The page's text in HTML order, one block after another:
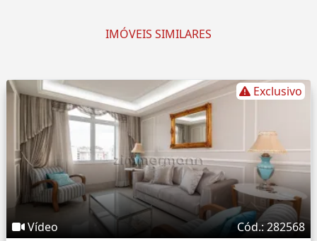
IMÓVEIS SIMILARES
Exclusivo
Vídeo Cód.: 282568